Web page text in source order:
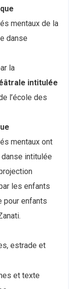
mentaux de la
danse
la
intitulée
l’école des
mentaux ont
intitulée
les enfants
pour enfants